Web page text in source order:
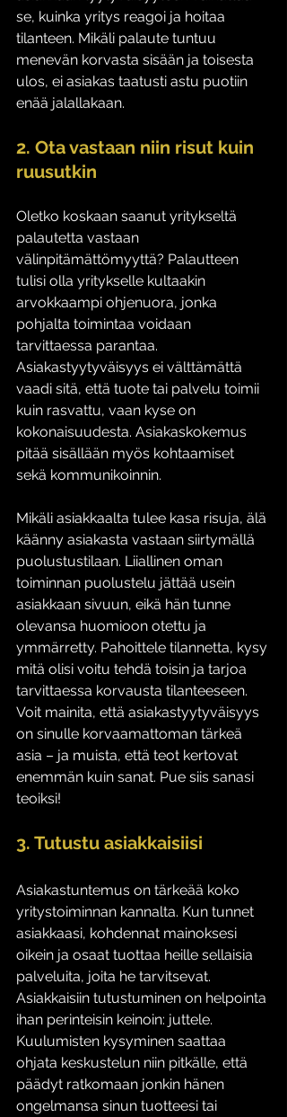
se, kuinka yritys reagoi ja hoitaa
tilanteen. Mikäli palaute tuntuu
menevän korvasta sisään ja toisesta
ulos, ei asiakas taatusti astu puotiin
enää jalallakaan.
2. Ota vastaan niin risut kuin
ruusutkin
Oletko koskaan saanut yritykseltä
palautetta vastaan
välinpitämättömyyttä? Palautteen
tulisi olla yritykselle kultaakin
arvokkaampi ohjenuora, jonka
pohjalta toimintaa voidaan
tarvittaessa parantaa.
Asiakastyytyväisyys ei välttämättä
vaadi sitä, että tuote tai palvelu toimii
kuin rasvattu, vaan kyse on
kokonaisuudesta. Asiakaskokemus
pitää sisällään myös kohtaamiset
sekä kommunikoinnin.
Mikäli asiakkaalta tulee kasa risuja, älä
käänny asiakasta vastaan siirtymällä
puolustustilaan. Liiallinen oman
toiminnan puolustelu jättää usein
asiakkaan sivuun, eikä hän tunne
olevansa huomioon otettu ja
ymmärretty. Pahoittele tilannetta, kysy
mitä olisi voitu tehdä toisin ja tarjoa
tarvittaessa korvausta tilanteeseen.
Voit mainita, että asiakastyytyväisyys
on sinulle korvaamattoman tärkeä
asia – ja muista, että teot kertovat
enemmän kuin sanat. Pue siis sanasi
teoiksi!
3. Tutustu asiakkaisiisi
Asiakastuntemus on tärkeää koko
yritystoiminnan kannalta. Kun tunnet
asiakkaasi, kohdennat mainoksesi
oikein ja osaat tuottaa heille sellaisia
palveluita, joita he tarvitsevat.
Asiakkaisiin tutustuminen on helpointa
ihan perinteisin keinoin: juttele.
Kuulumisten kysyminen saattaa
ohjata keskustelun niin pitkälle, että
päädyt ratkomaan jonkin hänen
ongelmansa sinun tuotteesi tai